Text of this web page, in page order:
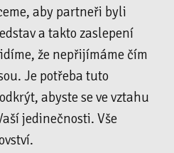
aby partneři byli
a takto zaslepení
že nepřijímáme čím
Je potřeba tuto
abyste se ve vztahu
jedinečnosti. Vše